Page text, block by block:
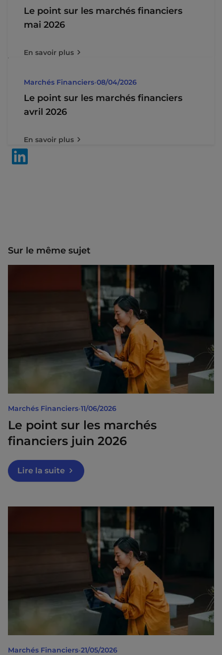
Le point sur les marchés financiers
mai 2026
En savoir plus
Marchés Financiers•08/04/2026
Le point sur les marchés financiers
avril 2026
En savoir plus
Sur le même sujet
Marchés Financiers•11/06/2026
Le point sur les marchés
financiers juin 2026
Lire la suite
Marchés Financiers•21/05/2026